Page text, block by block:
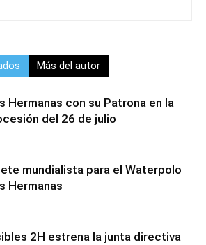
Más del autor
Hermanas con su Patrona en la
del 26 de julio
mundialista para el Waterpolo
Hermanas
2H estrena la junta directiva